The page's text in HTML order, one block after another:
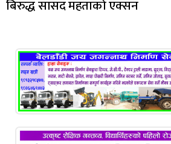
बिरुद्ध सासद महताको एक्सन